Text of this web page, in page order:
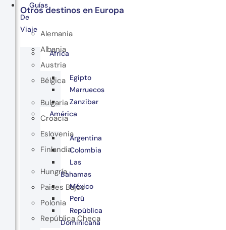
Otros destinos en Europa
Alemania
Albania
Austria
Bélgica
Bulgaria
Croacia
Eslovenia
Finlandia
Hungría
Paises Bajos
Polonia
República Checa
Guías
De
Viaje
África
Egipto
Marruecos
Zanzibar
América
Argentina
Colombia
Las
Bahamas
México
Perú
República
Dominicana